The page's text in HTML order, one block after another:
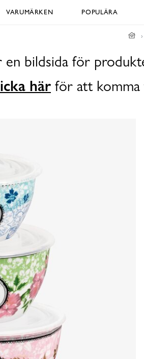
VARUMÄRKEN POPULÄRA
en bildsida för
här för att komma